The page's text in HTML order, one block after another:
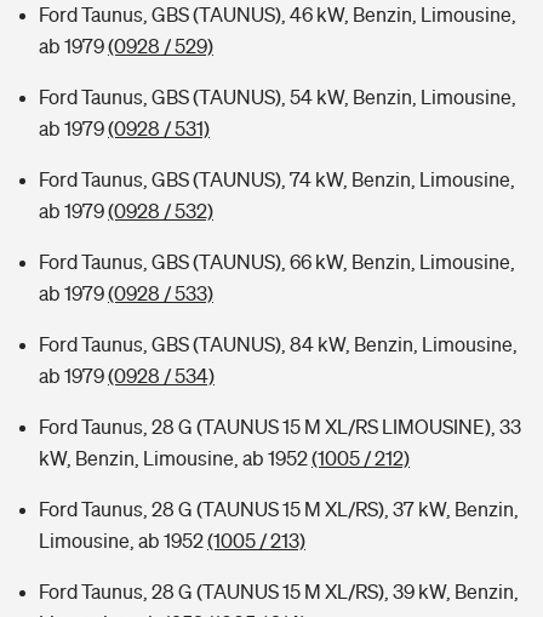
Ford Taunus, GBS (TAUNUS), 46 kW, Benzin, Limousine,
ab 1979(0928 / 529)
Ford Taunus, GBS (TAUNUS), 54 kW, Benzin, Limousine,
ab 1979(0928 / 531)
Ford Taunus, GBS (TAUNUS), 74 kW, Benzin, Limousine,
ab 1979(0928 / 532)
Ford Taunus, GBS (TAUNUS), 66 kW, Benzin, Limousine,
ab 1979(0928 / 533)
Ford Taunus, GBS (TAUNUS), 84 kW, Benzin, Limousine,
ab 1979(0928 / 534)
Ford Taunus, 28 G (TAUNUS 15 M XL/RS LIMOUSINE), 33
kW, Benzin, Limousine, ab 1952(1005 / 212)
Ford Taunus, 28 G (TAUNUS 15 M XL/RS), 37 kW, Benzin,
Limousine, ab 1952(1005 / 213)
Ford Taunus, 28 G (TAUNUS 15 M XL/RS), 39 kW, Benzin,